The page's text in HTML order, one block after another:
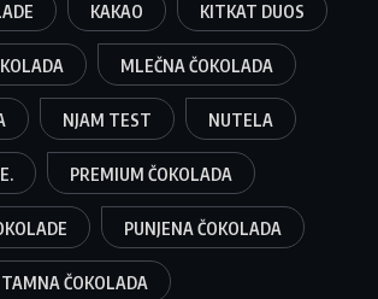
KAKAO KITKAT DUOS
MLEČNA ČOKOLADA
NJAM TEST NUTELA
PREMIUM ČOKOLADA
PUNJENA ČOKOLADA
TAMNA ČOKOLADA